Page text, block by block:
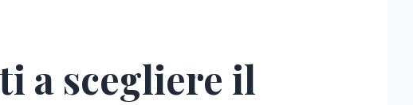
a scegliere il